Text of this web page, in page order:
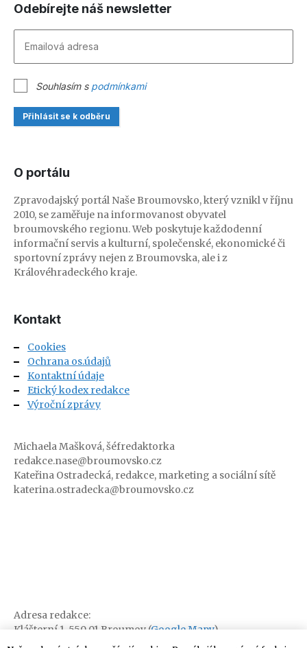
Odebírejte náš newsletter
Souhlasím s podmínkami
Přihlásit se k odběru
O portálu
Zpravodajský portál Naše Broumovsko, který vznikl v říjnu
2010, se zaměřuje na informovanost obyvatel
broumovského regionu. Web poskytuje každodenní
informační servis a kulturní, společenské, ekonomické či
sportovní zprávy nejen z Broumovska, ale i z
Královéhradeckého kraje.
Kontakt
Cookies
Ochrana os.údajů
Kontaktní údaje
Etický kodex redakce
Výroční zprávy
Michaela Mašková, šéfredaktorka
redakce.nase@broumovsko.cz
Kateřina Ostradecká, redakce, marketing a sociální sítě
katerina.ostradecka@broumovsko.cz
Adresa redakce:
Klášterní 1, 550 01 Broumov (Google Mapy)